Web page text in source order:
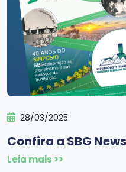
28/03/2025
Confira a SBG
Leia mais >>